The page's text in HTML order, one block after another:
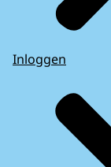
Inloggen